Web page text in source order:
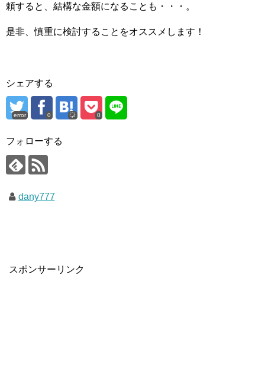
頼すると、結構な金額になることも・・・。
是非、慎重に検討することをオススメします！
シェアする
error 0 0
フォローする
dany777
スポンサーリンク